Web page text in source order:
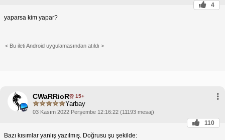
4
yaparsa kim yapar?
< Bu ileti Android uygulamasından atıldı >
CWaRRioR 15+
Yarbay
03 Kasım 2022 Perşembe 12:16:22 (11193 mesaj)
110
Bazı kısımlar yanlış yazılmış. Doğrusu şu şekilde: